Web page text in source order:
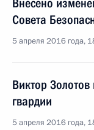
Внесено
Совета
5 апреля 2016 года,
Виктор
гвардии
5 апреля 2016 года,